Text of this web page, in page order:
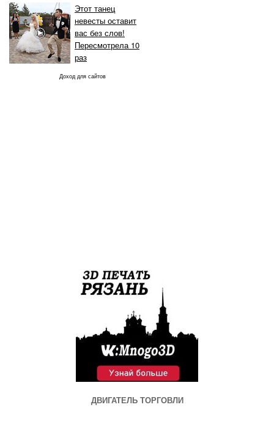
Этот танец
невесты оставит
вас без слов!
Пересмотрела 10
раз
Доход для сайтов
ДВИГАТЕЛЬ ТОРГОВЛИ